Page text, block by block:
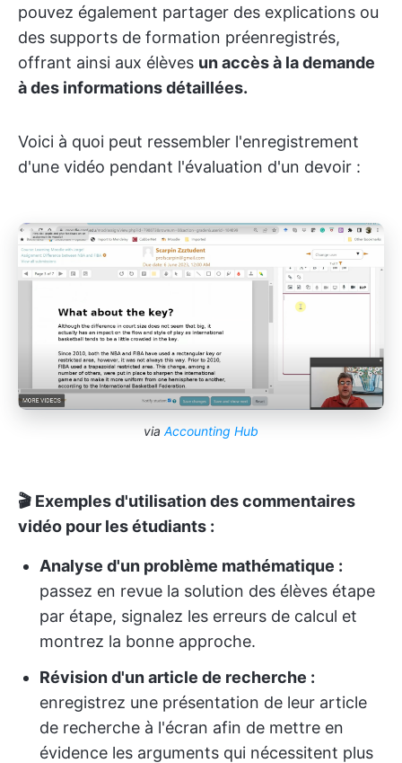
pouvez également partager des explications ou
des supports de formation préenregistrés,
offrant ainsi aux élèves un accès à la demande
à des informations détaillées.
Voici à quoi peut ressembler l'enregistrement
d'une vidéo pendant l'évaluation d'un devoir :
via Accounting Hub
🎬 Exemples d'utilisation des commentaires
vidéo pour les étudiants :
Analyse d'un problème mathématique :
passez en revue la solution des élèves étape
par étape, signalez les erreurs de calcul et
montrez la bonne approche.
Révision d'un article de recherche :
enregistrez une présentation de leur article
de recherche à l'écran afin de mettre en
évidence les arguments qui nécessitent plus